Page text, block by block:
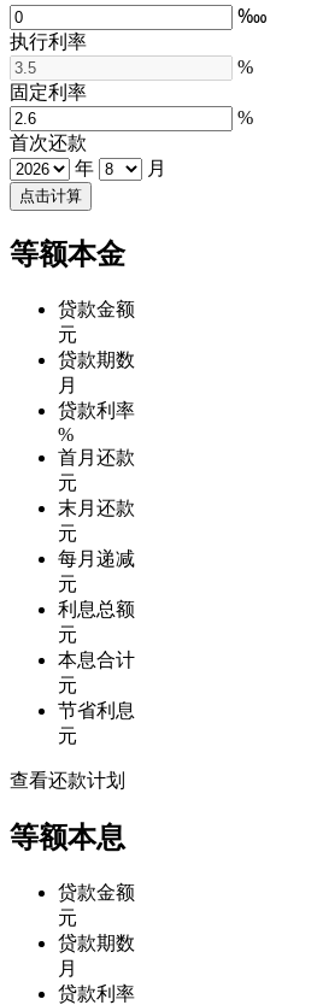
‱
执行利率
%
固定利率
%
首次还款
年
月
点击计算
等额本金
贷款金额
元
贷款期数
月
贷款利率
%
首月还款
元
末月还款
元
每月递减
元
利息总额
元
本息合计
元
节省利息
元
查看还款计划
等额本息
贷款金额
元
贷款期数
月
贷款利率